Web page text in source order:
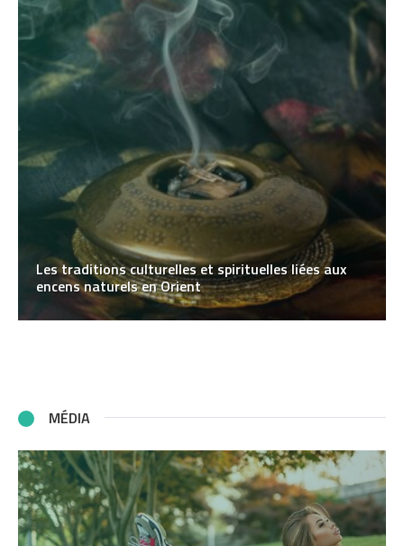
Les traditions culturelles et spirituelles liées aux
encens naturels en Orient
MÉDIA